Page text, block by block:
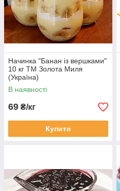
Начинка "Банан із вершками"
10 кг ТМ Золота Миля
(Україна)
В наявності
69 ₴/кг
Купити